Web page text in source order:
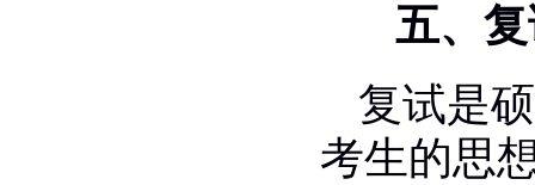
五、
复试是
考生的思